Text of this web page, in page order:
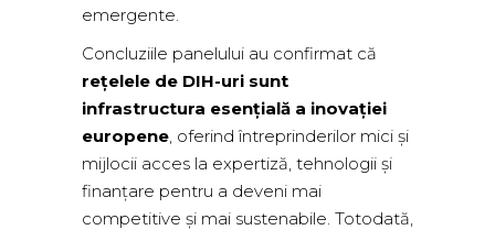
emergente.
Concluziile panelului au confirmat că
rețelele de DIH-uri sunt
infrastructura esențială a inovației
europene, oferind întreprinderilor mici și
mijlocii acces la expertiză, tehnologii și
finanțare pentru a deveni mai
competitive și mai sustenabile. Totodată,